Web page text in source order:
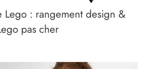
Lego : rangement design &
pas cher